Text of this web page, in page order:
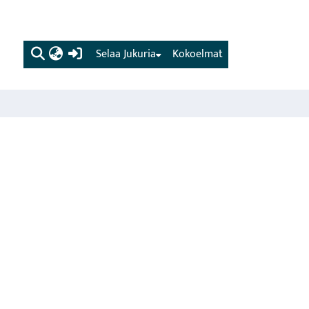
(current) Kokoelmat
Selaa Jukuria